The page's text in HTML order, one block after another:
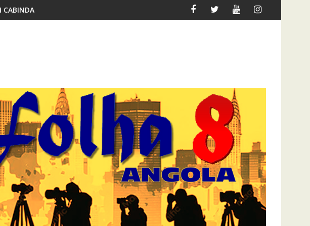
INTERNA NO MPLA REDEFINE O JOGO PARA 2027DOCENTES DA ACADEMIA DO EXÉCITO